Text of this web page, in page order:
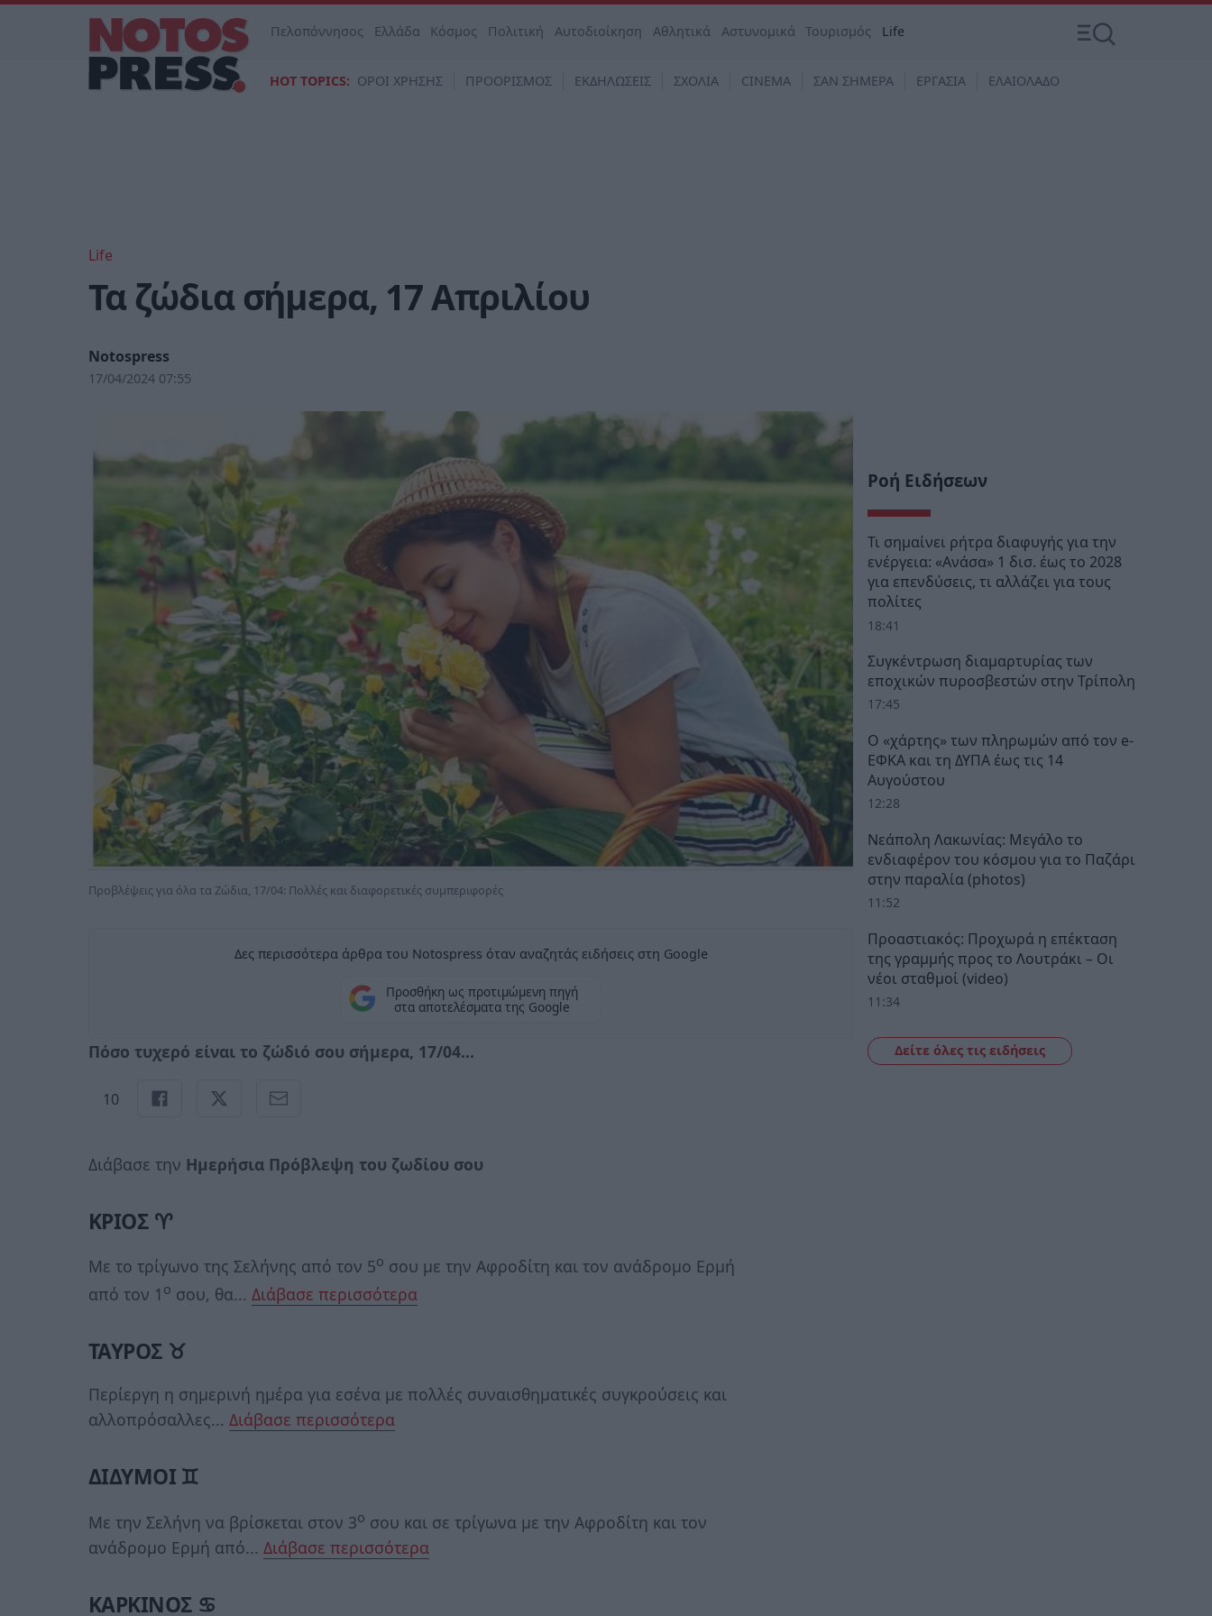
Πελοπόννησος Ελλάδα Κόσμος Πολιτική Αυτοδιοίκηση Αθλητικά Αστυνομικά Τουρισμός Life
HOT TOPICS: ΟΡΟΙ ΧΡΗΣΗΣ ΠΡΟΟΡΙΣΜΟΣ ΕΚΔΗΛΩΣΕΙΣ ΣΧΟΛΙΑ CINEMA ΣΑΝ ΣΗΜΕΡΑ ΕΡΓΑΣΙΑ ΕΛΑΙΟΛΑΔΟ
Life
Τα ζώδια σήμερα, 17 Απριλίου
Notospress
17/04/2024 07:55
Προβλέψεις για όλα τα Ζώδια, 17/04: Πολλές και διαφορετικές συμπεριφορές
Δες περισσότερα άρθρα του Notospress όταν αναζητάς ειδήσεις στη Google
Προσθήκη ως προτιμώμενη πηγή
στα αποτελέσματα της Google
Πόσο τυχερό είναι το ζώδιό σου σήμερα, 17/04...
10
Διάβασε την Ημερήσια Πρόβλεψη του ζωδίου σου
ΚΡΙΟΣ ♈
Με το τρίγωνο της Σελήνης από τον 5ο σου με την Αφροδίτη και τον ανάδρομο Ερμή
από τον 1 ο σου, θα... Διάβασε περισσότερα
ΤΑΥΡΟΣ ♉
Περίεργη η σημερινή ημέρα για εσένα με πολλές συναισθηματικές συγκρούσεις και
αλλοπρόσαλλες... Διάβασε περισσότερα
ΔΙΔΥΜΟΙ ♊
Με την Σελήνη να βρίσκεται στον 3ο σου και σε τρίγωνα με την Αφροδίτη και τον
ανάδρομο Ερμή από... Διάβασε περισσότερα
ΚΑΡΚΙΝΟΣ ♋
Ροή Ειδήσεων
Τι σημαίνει ρήτρα διαφυγής για την
ενέργεια: «Ανάσα» 1 δισ. έως το 2028
για επενδύσεις, τι αλλάζει για τους
πολίτες
18:41
Συγκέντρωση διαμαρτυρίας των
εποχικών πυροσβεστών στην Τρίπολη
17:45
Ο «χάρτης» των πληρωμών από τον e-
ΕΦΚΑ και τη ΔΥΠΑ έως τις 14
Αυγούστου
12:28
Νεάπολη Λακωνίας: Μεγάλο το
ενδιαφέρον του κόσμου για το Παζάρι
στην παραλία (photos)
11:52
Προαστιακός: Προχωρά η επέκταση
της γραμμής προς το Λουτράκι – Οι
νέοι σταθμοί (video)
11:34
Δείτε όλες τις ειδήσεις